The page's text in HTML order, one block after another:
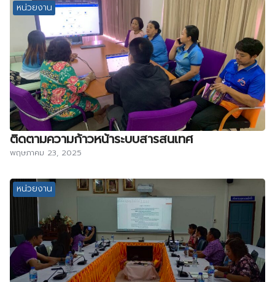
หน่วยงาน
ติดตามความก้าวหน้าระบบสารสนเทศ
พฤษภาคม 23, 2025
หน่วยงาน